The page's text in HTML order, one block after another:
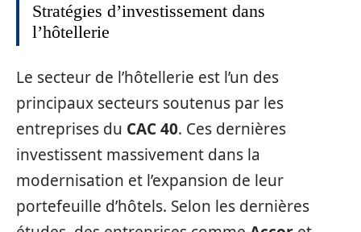
Stratégies d’investissement dans
l’hôtellerie
Le secteur de l’hôtellerie est l’un des
principaux secteurs soutenus par les
entreprises du CAC 40. Ces dernières
investissent massivement dans la
modernisation et l’expansion de leur
portefeuille d’hôtels. Selon les dernières